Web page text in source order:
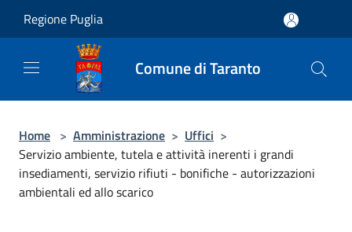
Regione Puglia
Comune di Taranto
Home > Amministrazione > Uffici >
Servizio ambiente, tutela e attività inerenti i grandi
insediamenti, servizio rifiuti - bonifiche - autorizzazioni
ambientali ed allo scarico